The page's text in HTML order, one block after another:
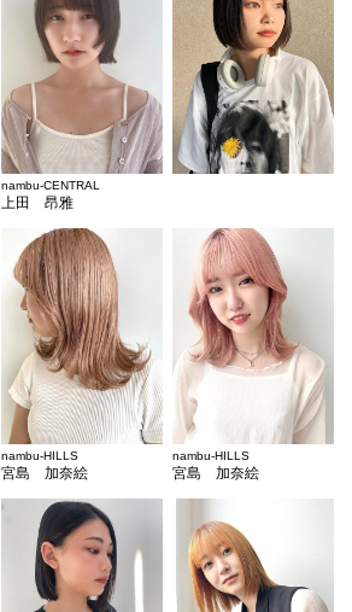
nambu-CENTRAL
上田 昂雅
nambu-HILLS
宮島 加奈絵
nambu-HILLS
宮島 加奈絵